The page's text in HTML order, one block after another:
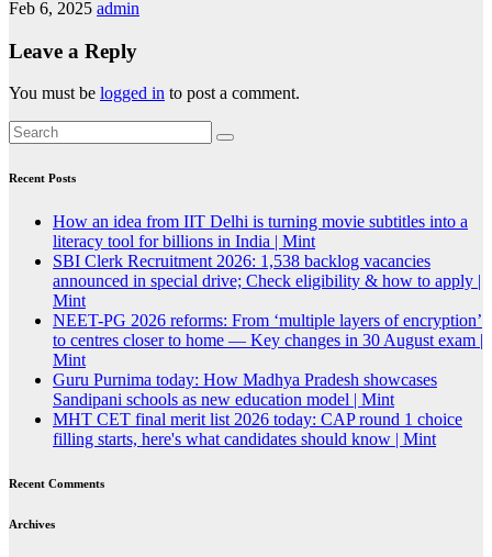
Feb 6, 2025 admin
Leave a Reply
You must be logged in to post a comment.
Recent Posts
How an idea from IIT Delhi is turning movie subtitles into a
literacy tool for billions in India | Mint
SBI Clerk Recruitment 2026: 1,538 backlog vacancies
announced in special drive; Check eligibility & how to apply |
Mint
NEET-PG 2026 reforms: From ‘multiple layers of encryption’
to centres closer to home — Key changes in 30 August exam |
Mint
Guru Purnima today: How Madhya Pradesh showcases
Sandipani schools as new education model | Mint
MHT CET final merit list 2026 today: CAP round 1 choice
filling starts, here's what candidates should know | Mint
Recent Comments
Archives